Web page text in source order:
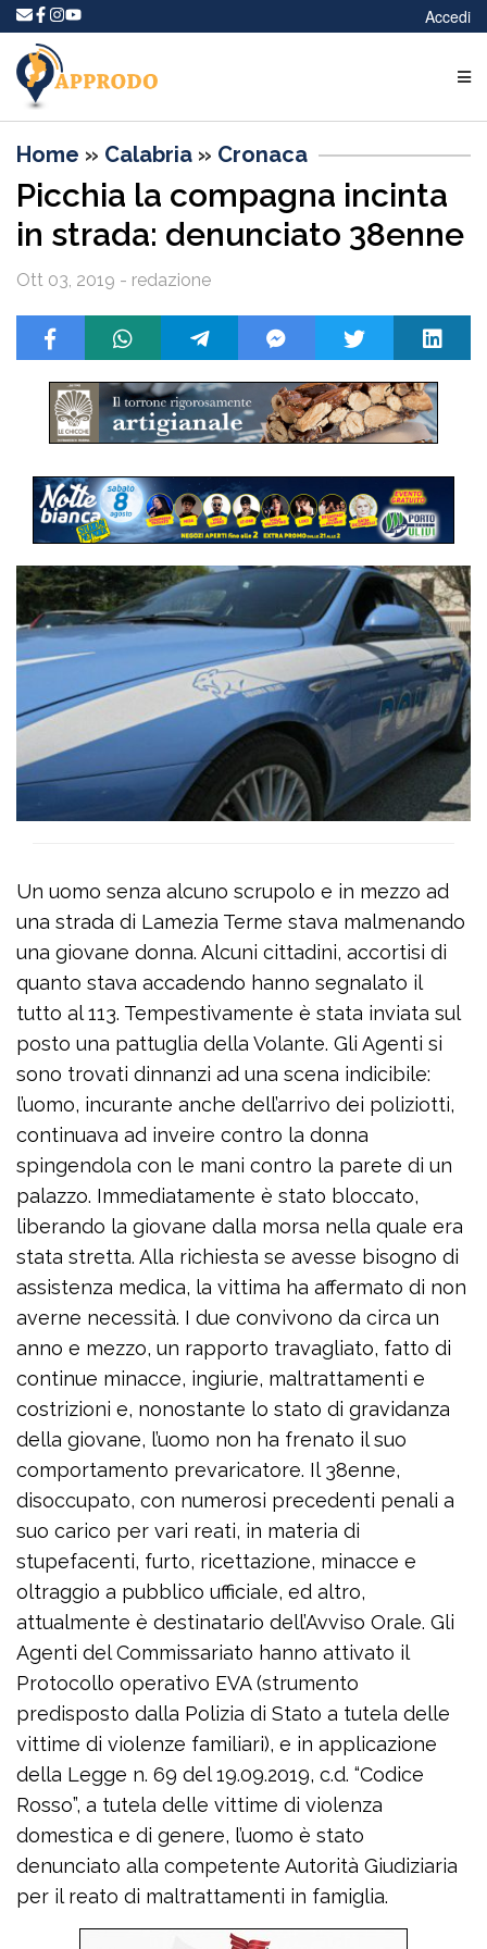
Accedi
Home » Calabria » Cronaca
Picchia la compagna incinta
in strada: denunciato 38enne
Ott 03, 2019 - redazione
Un uomo senza alcuno scrupolo e in mezzo ad
una strada di Lamezia Terme stava malmenando
una giovane donna. Alcuni cittadini, accortisi di
quanto stava accadendo hanno segnalato il
tutto al 113. Tempestivamente è stata inviata sul
posto una pattuglia della Volante. Gli Agenti si
sono trovati dinnanzi ad una scena indicibile:
l’uomo, incurante anche dell’arrivo dei poliziotti,
continuava ad inveire contro la donna
spingendola con le mani contro la parete di un
palazzo. Immediatamente è stato bloccato,
liberando la giovane dalla morsa nella quale era
stata stretta. Alla richiesta se avesse bisogno di
assistenza medica, la vittima ha affermato di non
averne necessità. I due convivono da circa un
anno e mezzo, un rapporto travagliato, fatto di
continue minacce, ingiurie, maltrattamenti e
costrizioni e, nonostante lo stato di gravidanza
della giovane, l’uomo non ha frenato il suo
comportamento prevaricatore. Il 38enne,
disoccupato, con numerosi precedenti penali a
suo carico per vari reati, in materia di
stupefacenti, furto, ricettazione, minacce e
oltraggio a pubblico ufficiale, ed altro,
attualmente è destinatario dell’Avviso Orale. Gli
Agenti del Commissariato hanno attivato il
Protocollo operativo EVA (strumento
predisposto dalla Polizia di Stato a tutela delle
vittime di violenze familiari), e in applicazione
della Legge n. 69 del 19.09.2019, c.d. “Codice
Rosso”, a tutela delle vittime di violenza
domestica e di genere, l’uomo è stato
denunciato alla competente Autorità Giudiziaria
per il reato di maltrattamenti in famiglia.